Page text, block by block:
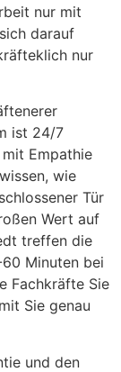
nur mit
darauf
nur
ist 24/7
Empathie
wie
Tür
Wert auf
treffen die
Minuten bei
Fachkräfte Sie
Sie genau
und den